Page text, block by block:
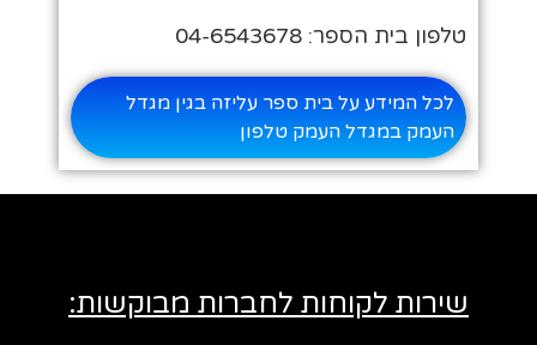
טלפון בית הספר: 04-6543678
לכל המידע על בית ספר עליזה בגין מגדל
העמק במגדל העמק טלפון
שירות לקוחות לחברות מבוקשות: